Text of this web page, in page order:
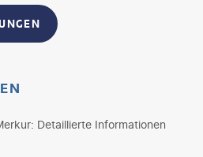
Detaillierte Informationen